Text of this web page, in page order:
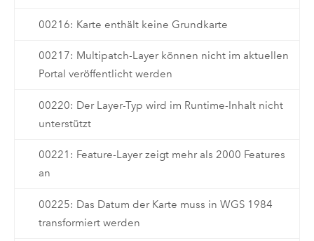
00216: Karte enthält keine Grundkarte
00217: Multipatch-Layer können nicht im aktuellen
Portal veröffentlicht werden
00220: Der Layer-Typ wird im Runtime-Inhalt nicht
unterstützt
00221: Feature-Layer zeigt mehr als 2000 Features
an
00225: Das Datum der Karte muss in WGS 1984
transformiert werden